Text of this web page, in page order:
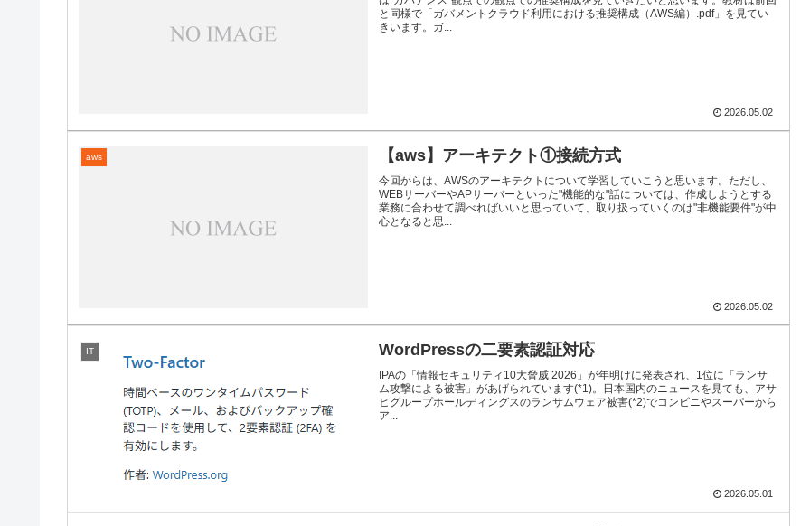
と同様で「ガバメントクラウド利用における推奨構成（AWS編）.pdf」を見てい
きいます。ガ...
2026.05.02
aws 【aws】アーキテクト①接続方式
今回からは、AWSのアーキテクトについて学習していこうと思います。ただし、
WEBサーバーやAPサーバーといった"機能的な"話については、作成しようとする
業務に合わせて調べればいいと思っていて、取り扱っていくのは"非機能要件"が中
心となると思...
2026.05.02
IT WordPressの二要素認証対応
IPAの「情報セキュリティ10大脅威 2026」が年明けに発表され、1位に「ランサ
ム攻撃による被害」があげられています(*1)。日本国内のニュースを見ても、アサ
ヒグループホールディングスのランサムウェア被害(*2)でコンビニやスーパーから
ア...
2026.05.01